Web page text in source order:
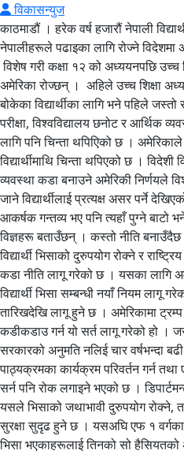
विकासन्युज
काठमाडौं । हरेक वर्ष हजारौं नेपाली
नेपालीहरूले पढाइका लागि रोज्ने विदेशमा
विशेष गरी कक्षा १२ को अध्ययनपछि उच्च
अमेरिका रोज्छन् । अहिले उच्च शिक्षा
बोकेका विद्यार्थीका लागि भने पहिले
परीक्षा, विश्वविद्यालय छनोट र आर्थिक
लागि पनि चिन्ता थपिएिको छ ।
विद्यार्थीमाथि चिन्ता थपिएको छ । विदेशी
व्यवस्था कडा बनाउने अमेरिकी निर्णयले
जाने विद्यार्थीलाई प्रत्यक्ष असर पर्ने
आकर्षक गन्तव्य भए पनि त्यहाँ पुग्ने बाटो
विज्ञहरू बताउँछन् । कस्तो नीति
विद्यार्थी भिसाको दुरुपयोग रोक्ने र
कडा नीति लागू गरेको छ । यसका लागि
विद्यार्थी भिसा सम्बन्धी नयाँ नियम लागू
तारिखदेखि लागू हुने छ । अमेरिकामा ट्रम्प
कडीकडाउ गर्न यो सर्त लागू गरेको हो ।
सरकारको अनुमति नलिई चार वर्षभन्दा
पाठ्यक्रमका कार्यक्रम परिवर्तन गर्न
सर्न पनि रोक लगाइने भएको छ ।
यसले भिसाको जथाभावी दुरुपयोग रोक्ने,
सुरक्षा सुदृढ हुने छ । यसअघि एफ १ वर्गका
भिसा भएकाहरूलाई तिनको सो हैसियतको